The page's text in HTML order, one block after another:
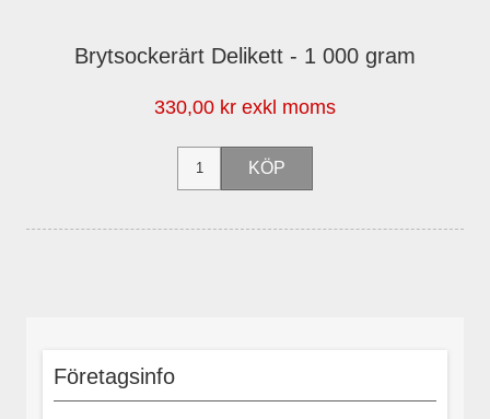
Brytsockerärt Delikett - 1 000 gram
330,00 kr exkl moms
Företagsinfo